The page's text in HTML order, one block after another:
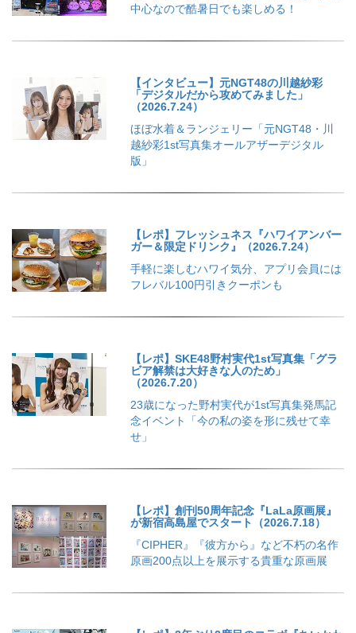
中心なので酷暑日でも楽しめる！
【インタビュー】元NGT48の川越紗彩
「デジタルだから攻めてみました」
（2026.7.24）
ほぼ水着＆ランジェリー「元NGT48・川
越紗彩1st写真集オールアザーデジタル
版」
【レポ】フレッシュネス『ハワイアンバー
ガー＆限定ドリンク』（2026.7.24）
手軽に楽しむハワイ気分、アプリ会員には
フレバル100円引きクーポンも
【レポ】SKE48野村実代1st写真集「グラ
ビア解禁は大好きな人のため」
（2026.7.20）
23歳になった野村実代が1st写真集発馬記
念イベント「今の私の姿を形に残せて幸
せ」
【レポ】創刊50周年記念『LaLa原画展』
が新宿高島屋でスタート（2026.7.18）
『CIPHER』『彼方から』など不朽の名作
原画200点以上を展示する貴重な原画展